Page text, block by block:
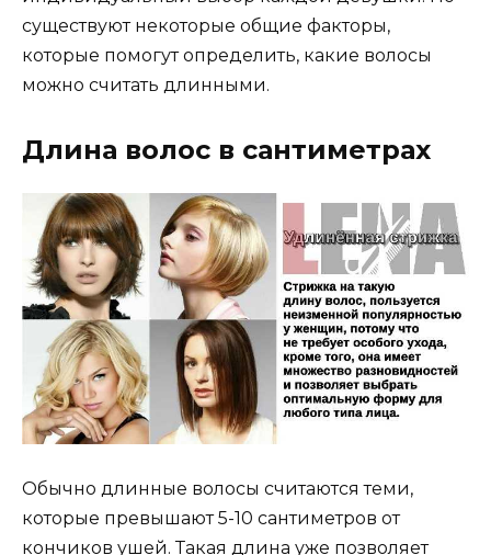
существуют некоторые общие факторы,
которые помогут определить, какие волосы
можно считать длинными.
Длина волос в сантиметрах
Обычно длинные волосы считаются теми,
которые превышают 5-10 сантиметров от
кончиков ушей. Такая длина уже позволяет